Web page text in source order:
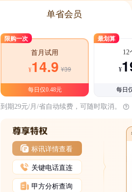
单省会员
限购一次
首月试用
¥14.9 ¥39
每日仅0.48元
最划算
12
¥
每日
到期29元/月/省自动续费，可随时取消。
标讯详情查看
关键电话直连
甲方分析查询